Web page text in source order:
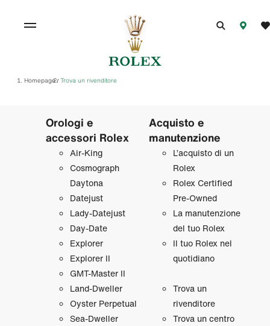
Homepage/ Trova un rivenditore
Orologi e
accessori Rolex
Air‑King
Cosmograph
Daytona
Datejust
Lady‑Datejust
Day‑Date
Explorer
Explorer II
GMT‑Master II
Land‑Dweller
Oyster Perpetual
Sea‑Dweller
Acquisto e
manutenzione
L’acquisto di un
Rolex
Rolex Certified
Pre‑Owned
La manutenzione
del tuo Rolex
Il tuo Rolex nel
quotidiano
Trova un
rivenditore
Trova un centro